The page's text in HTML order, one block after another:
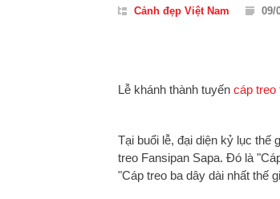
Cảnh đẹp Việt Nam 09/
Lễ khánh thành tuyến cáp treo
Tại buổi lễ, đại diện kỷ lục thế
treo Fansipan Sapa. Đó là
"Cáp treo ba dây dài nhất thế